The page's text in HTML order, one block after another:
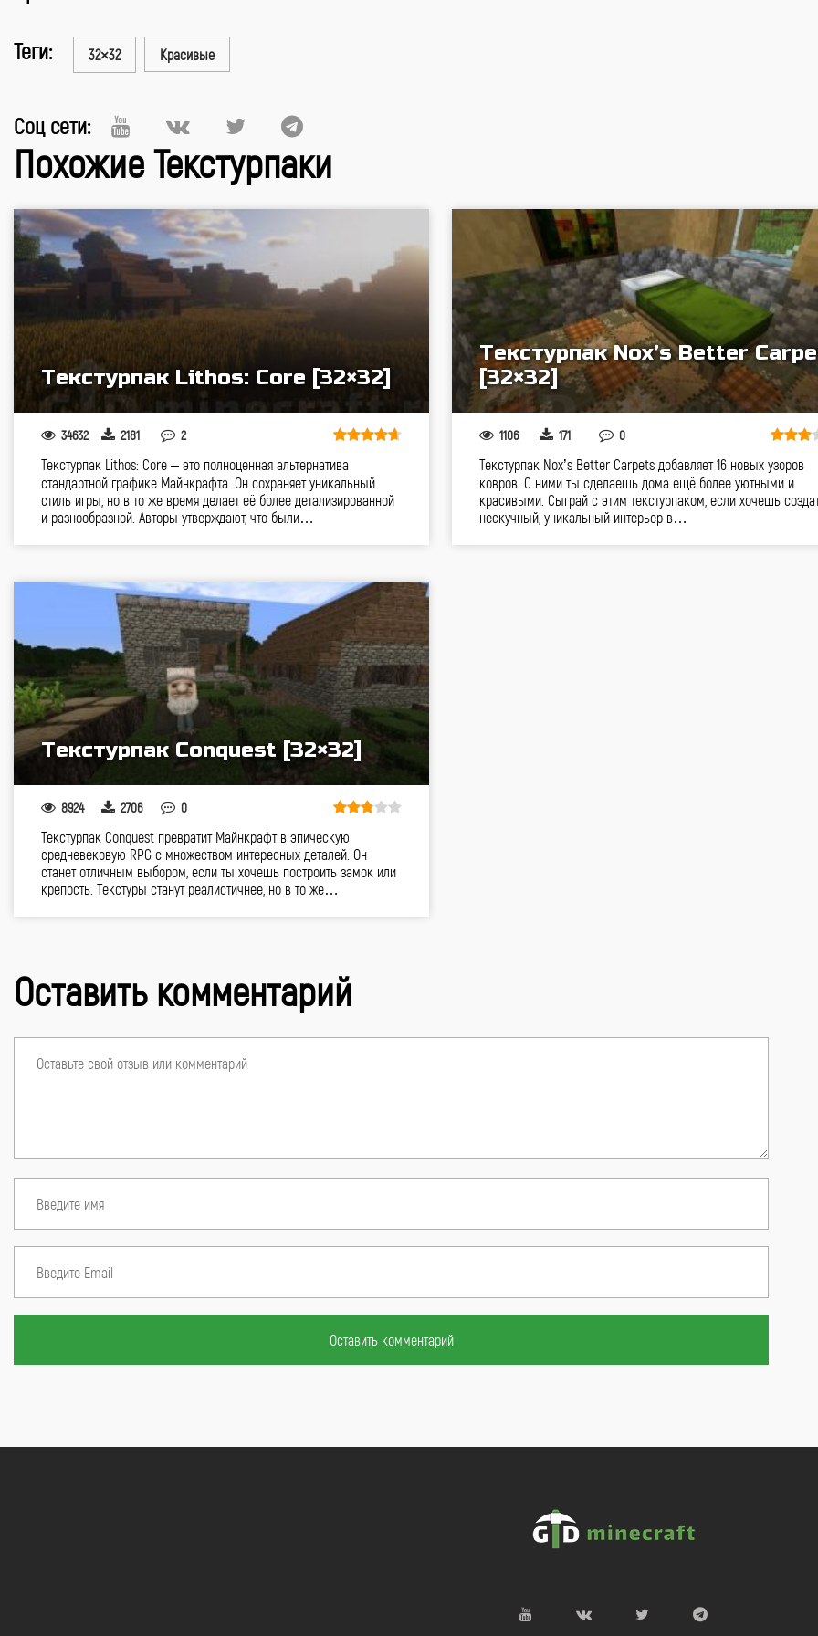
Теги: 32×32 Красивые
Соц сети:
Похожие Текстурпаки
Текстурпак Lithos: Core [32×32]
34632 2181 2
Текстурпак Lithos: Core – это полноценная альтернатива
стандартной графике Майнкрафта. Он сохраняет уникальный
стиль игры, но в то же время делает её более детализированной
и разнообразной. Авторы утверждают, что были…
Текстурпак Nox’s Better
[32×32]
1106 171 0
Текстурпак Nox’s Better Carpets добавляет 16 новых узоров
ковров. С ними ты сделаешь дома ещё более уютными и
красивыми. Сыграй с этим текстурпаком, если хочешь
нескучный, уникальный интерьер в…
Текстурпак Conquest [32×32]
8924 2706 0
Текстурпак Conquest превратит Майнкрафт в эпическую
средневековую RPG с множеством интересных деталей. Он
станет отличным выбором, если ты хочешь построить замок или
крепость. Текстуры станут реалистичнее, но в то же…
Оставить комментарий
Оставить комментарий